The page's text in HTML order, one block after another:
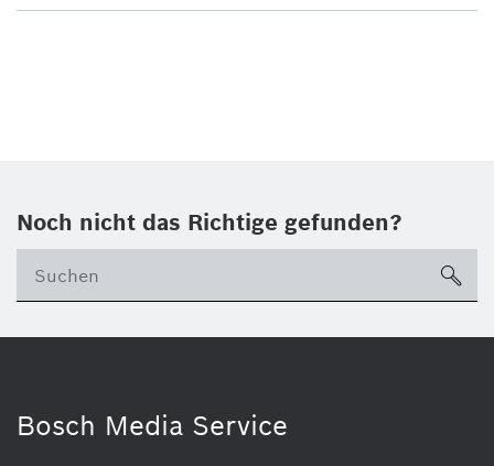
Noch nicht das Richtige gefunden?
Bosch Media Service